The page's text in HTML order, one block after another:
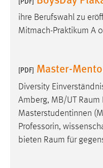
ihre Berufswahl zu
Mitmach-Praktikum A
[PDF] Master-
Diversity
Amberg, MB/UT Raum
Masterstudentinnen
Professorin,
bieten Raum für